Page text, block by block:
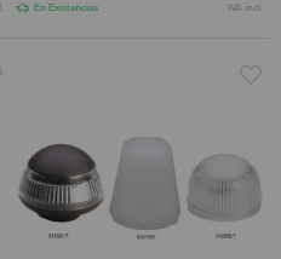
En Existencias IVA incl.